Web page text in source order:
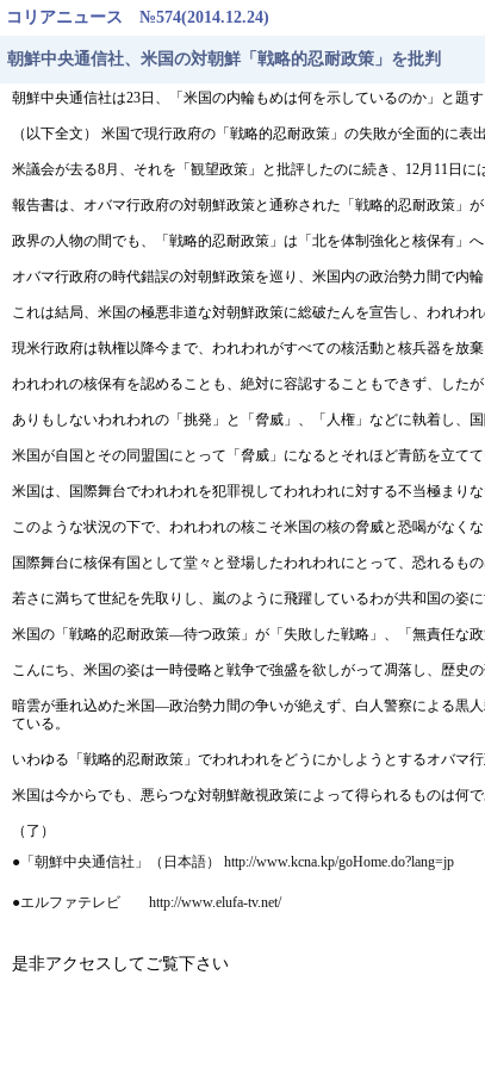
コリアニュース №574(2014.12.24)
朝鮮中央通信社、米国の対朝鮮「戦略的忍耐政策」を批判
朝鮮中央通信社は23日、「米国の内輪もめは何を示しているのか」と題す
（以下全文） 米国で現行政府の「戦略的忍耐政策」の失敗が全面的に表
米議会が去る8月、それを「観望政策」と批評したのに続き、12月11日に
報告書は、オバマ行政府の対朝鮮政策と通称された「戦略的忍耐政策」
政界の人物の間でも、「戦略的忍耐政策」は「北を体制強化と核保有」
オバマ行政府の時代錯誤の対朝鮮政策を巡り、米国内の政治勢力間で内
これは結局、米国の極悪非道な対朝鮮政策に総破たんを宣告し、われわ
現米行政府は執権以降今まで、われわれがすべての核活動と核兵器を放
われわれの核保有を認めることも、絶対に容認することもできず、した
ありもしないわれわれの「挑発」と「脅威」、「人権」などに執着し、
米国が自国とその同盟国にとって「脅威」になるとそれほど青筋を立て
米国は、国際舞台でわれわれを犯罪視してわれわれに対する不当極まり
このような状況の下で、われわれの核こそ米国の核の脅威と恐喝がなく
国際舞台に核保有国として堂々と登場したわれわれにとって、恐れるもの
若さに満ちて世紀を先取りし、嵐のように飛躍しているわが共和国の姿
米国の「戦略的忍耐政策―待つ政策」が「失敗した戦略」、「無責任な
こんにち、米国の姿は一時侵略と戦争で強盛を欲しがって凋落し、歴史
暗雲が垂れ込めた米国―政治勢力間の争いが絶えず、白人警察による黒
ている。
いわゆる「戦略的忍耐政策」でわれわれをどうにかしようとするオバマ
米国は今からでも、悪らつな対朝鮮敵視政策によって得られるものは何
（了）
●「朝鮮中央通信社」（日本語） http://www.kcna.kp/goHome.do?lang=jp
●エルファテレビ http://www.elufa-tv.net/
是非アクセスしてご覧下さい